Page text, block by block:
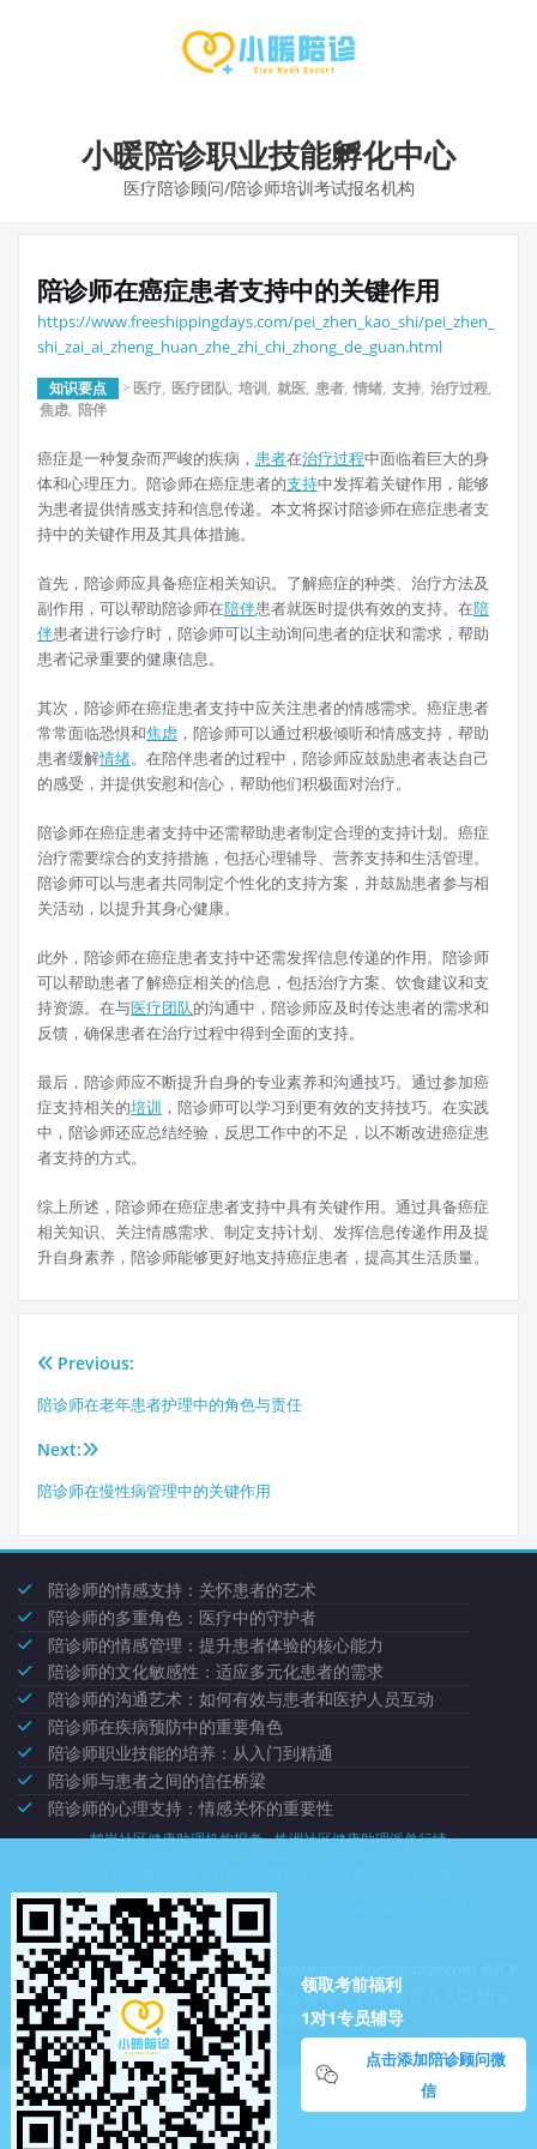
小暖陪诊职业技能孵化中心
医疗陪诊顾问/陪诊师培训考试报名机构
陪诊师在癌症患者支持中的关键作用
https://www.freeshippingdays.com/pei_zhen_kao_shi/pei_zhen_
shi_zai_ai_zheng_huan_zhe_zhi_chi_zhong_de_guan.html
知识要点 > 医疗, 医疗团队, 培训, 就医, 患者, 情绪, 支持, 治疗过程,
焦虑, 陪伴
癌症是一种复杂而严峻的疾病， 患者在治疗过程中面临着巨大的身
体和心理压力。陪诊师在癌症患者的支持中发挥着关键作用，能够
为患者提供情感支持和信息传递。本文将探讨陪诊师在癌症患者支
持中的关键作用及其具体措施。
首先，陪诊师应具备癌症相关知识。了解癌症的种类、治疗方法及
副作用，可以帮助陪诊师在陪伴患者就医时提供有效的支持。在陪
伴患者进行诊疗时，陪诊师可以主动询问患者的症状和需求，帮助
患者记录重要的健康信息。
其次，陪诊师在癌症患者支持中应关注患者的情感需求。癌症患者
常常面临恐惧和焦虑 ，陪诊师可以通过积极倾听和情感支持，帮助
患者缓解情绪。在陪伴患者的过程中，陪诊师应鼓励患者表达自己
的感受，并提供安慰和信心，帮助他们积极面对治疗。
陪诊师在癌症患者支持中还需帮助患者制定合理的支持计划。癌症
治疗需要综合的支持措施，包括心理辅导、营养支持和生活管理。
陪诊师可以与患者共同制定个性化的支持方案，并鼓励患者参与相
关活动，以提升其身心健康。
此外，陪诊师在癌症患者支持中还需发挥信息传递的作用。陪诊师
可以帮助患者了解癌症相关的信息，包括治疗方案、饮食建议和支
持资源。在与医疗团队的沟通中，陪诊师应及时传达患者的需求和
反馈，确保患者在治疗过程中得到全面的支持。
最后，陪诊师应不断提升自身的专业素养和沟通技巧。通过参加癌
症支持相关的培训 ，陪诊师可以学习到更有效的支持技巧。在实践
中，陪诊师还应总结经验，反思工作中的不足，以不断改进癌症患
者支持的方式。
综上所述，陪诊师在癌症患者支持中具有关键作用。通过具备癌症
相关知识、关注情感需求、制定支持计划、发挥信息传递作用及提
升自身素养，陪诊师能够更好地支持癌症患者，提高其生活质量。
文
章
导
Previous:
陪诊师在老年患者护理中的角色与责任
Next:
陪诊师在慢性病管理中的关键作用
陪诊师的情感支持：关怀患者的艺术
陪诊师的多重角色：医疗中的守护者
陪诊师的情感管理：提升患者体验的核心能力
陪诊师的文化敏感性：适应多元化患者的需求
陪诊师的沟通艺术：如何有效与患者和医护人员互动
陪诊师在疾病预防中的重要角色
陪诊师职业技能的培养：从入门到精通
陪诊师与患者之间的信任桥梁
陪诊师的心理支持：情感关怀的重要性
鹤岗社区健康助理机构报考 株洲社区健康助理派单行情
江苏省陪诊顾问资格证书单价
克拉玛依社群健康助理培训收入
深圳市龙岗区绿集社商贸中心 https://www.freeshippingdays.com
备2020086905号-19 陪诊考试报名陪诊师报考陪诊师官方入口
师平台 陪诊师服务
领取考前福利
1对1专员辅导
信